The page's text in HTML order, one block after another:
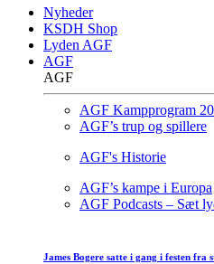
Nyheder
KSDH Shop
Lyden AGF
AGF
AGF
AGF Kampprogram
AGF’s trup og spillere
AGF's Historie
AGF’s kampe i Europa
AGF Podcasts – Sæt
James Bogere satte i gang i festen fra